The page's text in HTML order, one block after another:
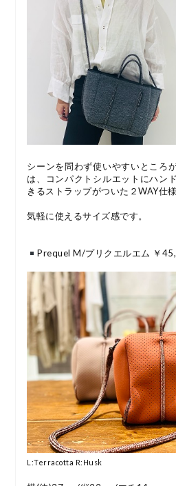
シーンを問わず使いやすいところ
は、コンパクトシルエットにハン
きるストラップがついた２WAY仕
気軽に使えるサイズ感です。
Prequel M/プリクエルエム ￥
L:Terracotta R:Husk